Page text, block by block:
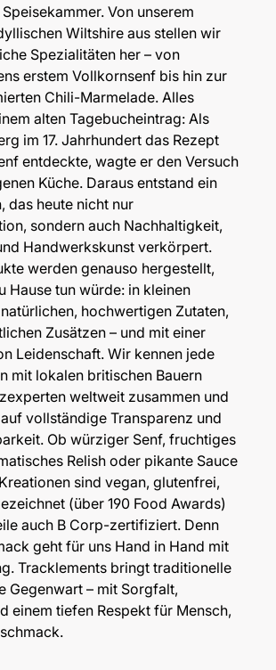
Von unserem
Wiltshire aus stellen wir
Spezialitäten her – von
erstem Vollkornsenf bis hin zur
Chili-Marmelade. Alles
alten Tagebucheintrag: Als
im 17. Jahrhundert das Rezept
entdeckte, wagte er den Versuch
Küche. Daraus entstand ein
das heute nicht nur
sondern auch Nachhaltigkeit,
Handwerkskunst verkörpert.
werden genauso hergestellt,
Hause tun würde: in kleinen
hochwertigen Zutaten,
Zusätzen – und mit einer
Leidenschaft. Wir kennen jede
mit lokalen britischen Bauern
weltweit zusammen und
vollständige Transparenz und
Ob würziger Senf, fruchtiges
Relish oder pikante Sauce
sind vegan, glutenfrei,
(über 190 Food Awards)
auch B Corp-zertifiziert. Denn
geht für uns Hand in Hand mit
Tracklements bringt traditionelle
Gegenwart – mit Sorgfalt,
einem tiefen Respekt für Mensch,